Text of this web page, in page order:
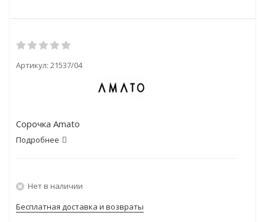
Артикул: 21537/04
Сорочка Amato
Подробнее
Нет в наличии
Бесплатная доставка и возвраты